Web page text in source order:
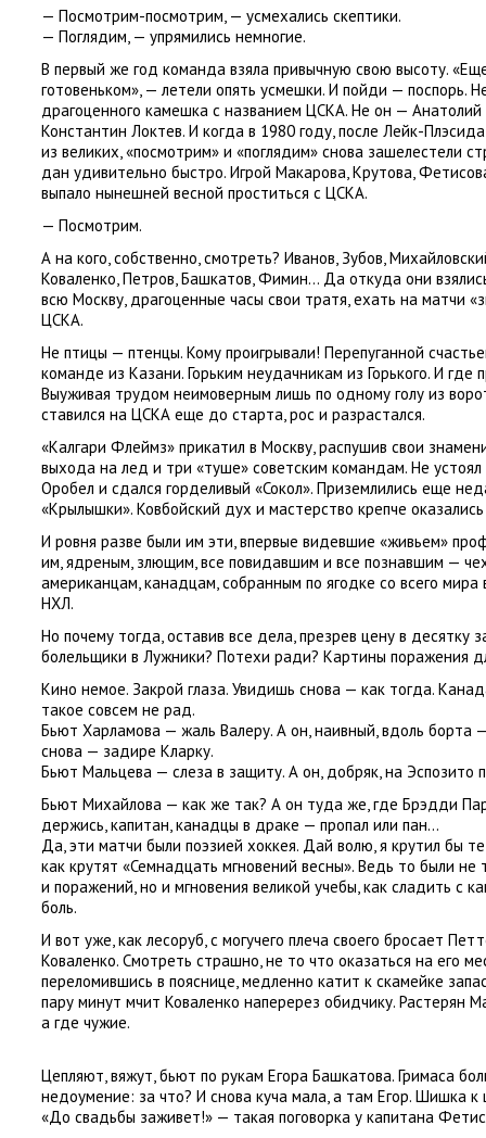
— Посмотрим-посмотрим, — усмехались скептики.
— Поглядим, — упрямились немногие.
В первый же год команда взяла привычную свою высоту.
готовеньком», — летели опять усмешки. И пойди — поспорь.
драгоценного камешка с названием ЦСКА. Не он — Анатолий
Константин Локтев. И когда в 1980 году, после Лейк-Плэсида
из великих, «посмотрим» и «поглядим» снова зашелестели
дан удивительно быстро. Игрой Макарова, Крутова,
выпало нынешней весной проститься с ЦСКА.
— Посмотрим.
А на кого, собственно, смотреть? Иванов, Зубов,
Коваленко, Петров, Башкатов, Фимин… Да откуда они
всю Москву, драгоценные часы свои тратя, ехать на матчи «
ЦСКА.
Не птицы — птенцы. Кому проигрывали! Перепуганной
команде из Казани. Горьким неудачникам из Горького. И где
Выуживая трудом неимоверным лишь по одному голу из
ставился на ЦСКА еще до старта, рос и разрастался.
«Калгари Флеймз» прикатил в Москву, распушив свои
выхода на лед и три «туше» советским командам. Не
Оробел и сдался горделивый «Сокол». Приземлились еще
«Крылышки». Ковбойский дух и мастерство крепче
И ровня разве были им эти, впервые видевшие «живьем»
им, ядреным, злющим, все повидавшим и все познавшим —
американцам, канадцам, собранным по ягодке со всего мира
НХЛ.
Но почему тогда, оставив все дела, презрев цену в десятку
болельщики в Лужники? Потехи ради? Картины поражения
Кино немое. Закрой глаза. Увидишь снова — как тогда.
такое совсем не рад.
Бьют Харламова — жаль Валеру. А он, наивный, вдоль борта
снова — задире Кларку.
Бьют Мальцева — слеза в защиту. А он, добряк, на Эспозито
Бьют Михайлова — как же так? А он туда же, где Брэдди
держись, капитан, канадцы в драке — пропал или пан…
Да, эти матчи были поэзией хоккея. Дай волю, я крутил бы
как крутят «Семнадцать мгновений весны». Ведь то были не
и поражений, но и мгновения великой учебы, как сладить с
боль.
И вот уже, как лесоруб, с могучего плеча своего бросает
Коваленко. Смотреть страшно, не то что оказаться на его
переломившись в пояснице, медленно катит к скамейке
пару минут мчит Коваленко наперерез обидчику. Растерян
а где чужие.
Цепляют, вяжут, бьют по рукам Егора Башкатова. Гримаса
недоумение: за что? И снова куча мала, а там Егор. Шишка
«До свадьбы заживет!» — такая поговорка у капитана